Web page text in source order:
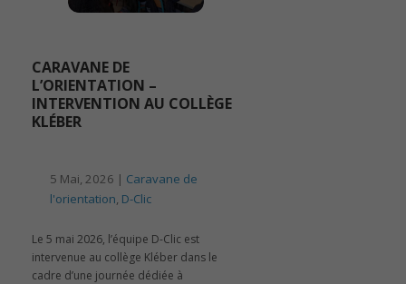
CARAVANE DE
L’ORIENTATION –
INTERVENTION AU COLLÈGE
KLÉBER
5 Mai, 2026 | Caravane de
l'orientation, D-Clic
Le 5 mai 2026, l’équipe D-Clic est
intervenue au collège Kléber dans le
cadre d’une journée dédiée à